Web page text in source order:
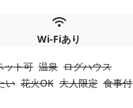
Wi-Fiあり
ット可 温泉 ログハウス
い 花火OK 大人限定 食事付